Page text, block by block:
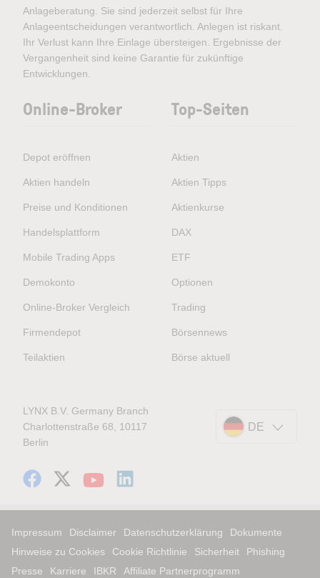
Anlageberatung. Sie sind jederzeit selbst für Ihre
Anlageentscheidungen verantwortlich. Anlegen ist riskant.
Ihr Verlust kann Ihre Einlage übersteigen. Ergebnisse der
Vergangenheit sind keine Garantie für zukünftige
Entwicklungen.
Online-Broker
Depot eröffnen
Aktien handeln
Preise und Konditionen
Handelsplattform
Mobile Trading Apps
Demokonto
Online-Broker Vergleich
Firmendepot
Teilaktien
Top-Seiten
Aktien
Aktien Tipps
Aktienkurse
DAX
ETF
Optionen
Trading
Börsennews
Börse aktuell
LYNX B.V. Germany Branch
Charlottenstraße 68, 10117
Berlin
DE
Impressum Disclaimer Datenschutzerklärung
Dokumente
Hinweise zu Cookies
Cookie Richtlinie Sicherheit
Phishing
Presse
Karriere IBKR
Affiliate Partnerprogramm